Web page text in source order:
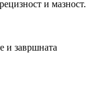
и мазност.
и завршната